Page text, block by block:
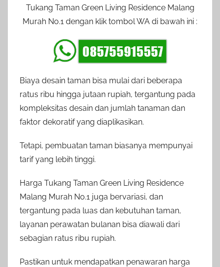
Tukang Taman Green Living Residence Malang
Murah No.1 dengan klik tombol WA di bawah ini :
Biaya desain taman bisa mulai dari beberapa
ratus ribu hingga jutaan rupiah, tergantung pada
kompleksitas desain dan jumlah tanaman dan
faktor dekoratif yang diaplikasikan.
Tetapi, pembuatan taman biasanya mempunyai
tarif yang lebih tinggi.
Harga Tukang Taman Green Living Residence
Malang Murah No.1 juga bervariasi, dan
tergantung pada luas dan kebutuhan taman,
layanan perawatan bulanan bisa diawali dari
sebagian ratus ribu rupiah.
Pastikan untuk mendapatkan penawaran harga